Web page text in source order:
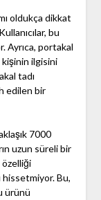
oldukça dikkat
bu
Ayrıca, portakal
kişinin ilgisini
tadı
edilen bir
7000
uzun süreli bir
özelliği
hissetmiyor. Bu,
ürünü